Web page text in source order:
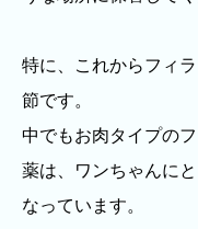
特に、これからフィ
節です。
中でもお肉タイプの
薬は、ワンちゃんに
なっています。